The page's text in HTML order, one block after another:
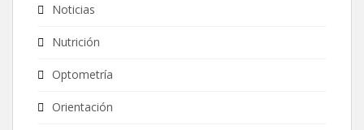
Noticias
Nutrición
Optometría
Orientación